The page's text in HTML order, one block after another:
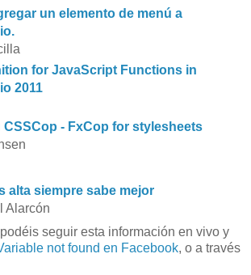
un elemento de menú a
for JavaScript Functions in
2011
CSSCop - FxCop for stylesheets
alta siempre sabe mejor
Alarcón
seguir esta información en vivo y
not found en Facebook, o a través